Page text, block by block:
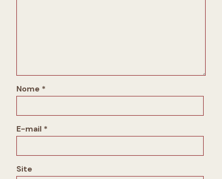
Nome *
E-mail *
Site